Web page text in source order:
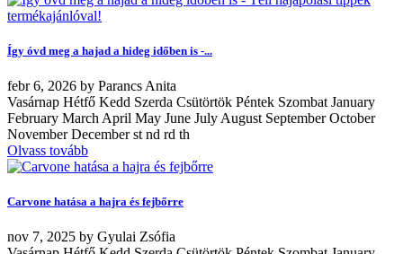
Így óvd meg a hajad a hideg időben is -...
febr6, 2026 by Parancs Anita
Vasárnap Hétfő Kedd Szerda Csütörtök Péntek Szombat January
February March April May June July August September October
November December st nd rd th
Olvass tovább
Carvone hatása a hajra és fejbőrre
nov 7, 2025 by Gyulai Zsófia